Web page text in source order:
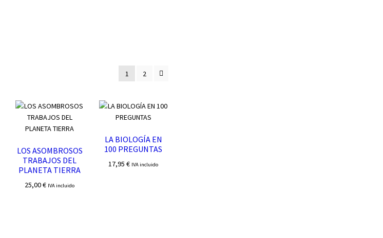
1 2
LOS ASOMBROSOS
TRABAJOS DEL
PLANETA TIERRA
25,00€ IVA incluido
LA BIOLOGÍA EN
100 PREGUNTAS
17,95€ IVA incluido